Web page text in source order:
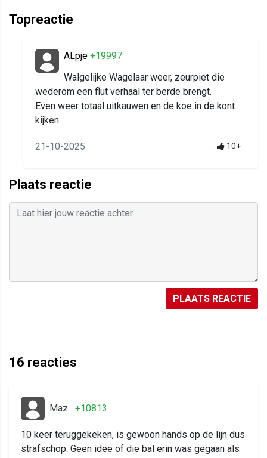
Topreactie
ALpje +19997
Walgelijke Wagelaar weer, zeurpiet die
wederom een flut verhaal ter berde brengt.
Even weer totaal uitkauwen en de koe in de kont
kijken.
21-10-2025 10+
Plaats reactie
PLAATS REACTIE
16 reacties
Maz +10813
10 keer teruggekeken, is gewoon hands op de lijn dus
strafschop. Geen idee of die bal erin was gegaan als